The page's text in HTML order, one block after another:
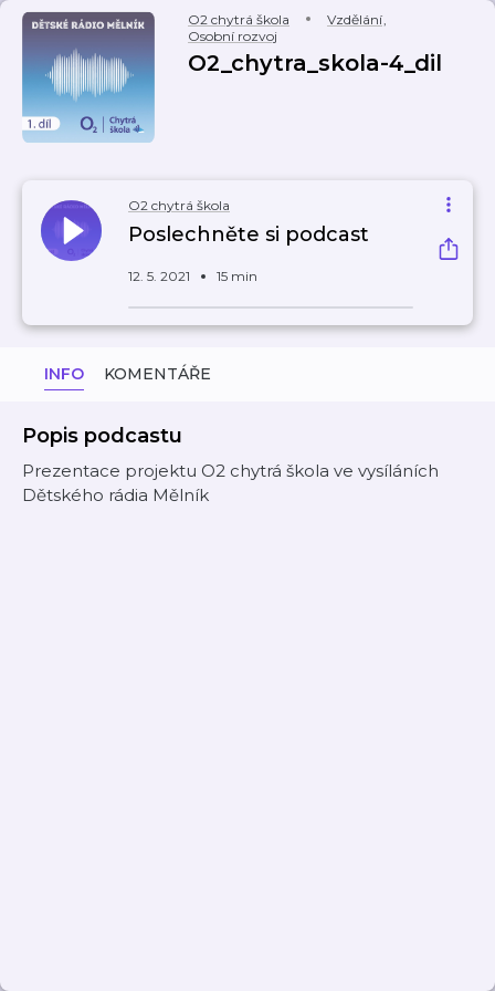
O2 chytrá škola Vzdělání,
Osobní rozvoj
O2_chytra_skola-4_dil
O2 chytrá škola
Poslechněte si podcast
12. 5. 2021 15 min
INFO KOMENTÁŘE
Popis podcastu
Prezentace projektu O2 chytrá škola ve vysíláních
Dětského rádia Mělník